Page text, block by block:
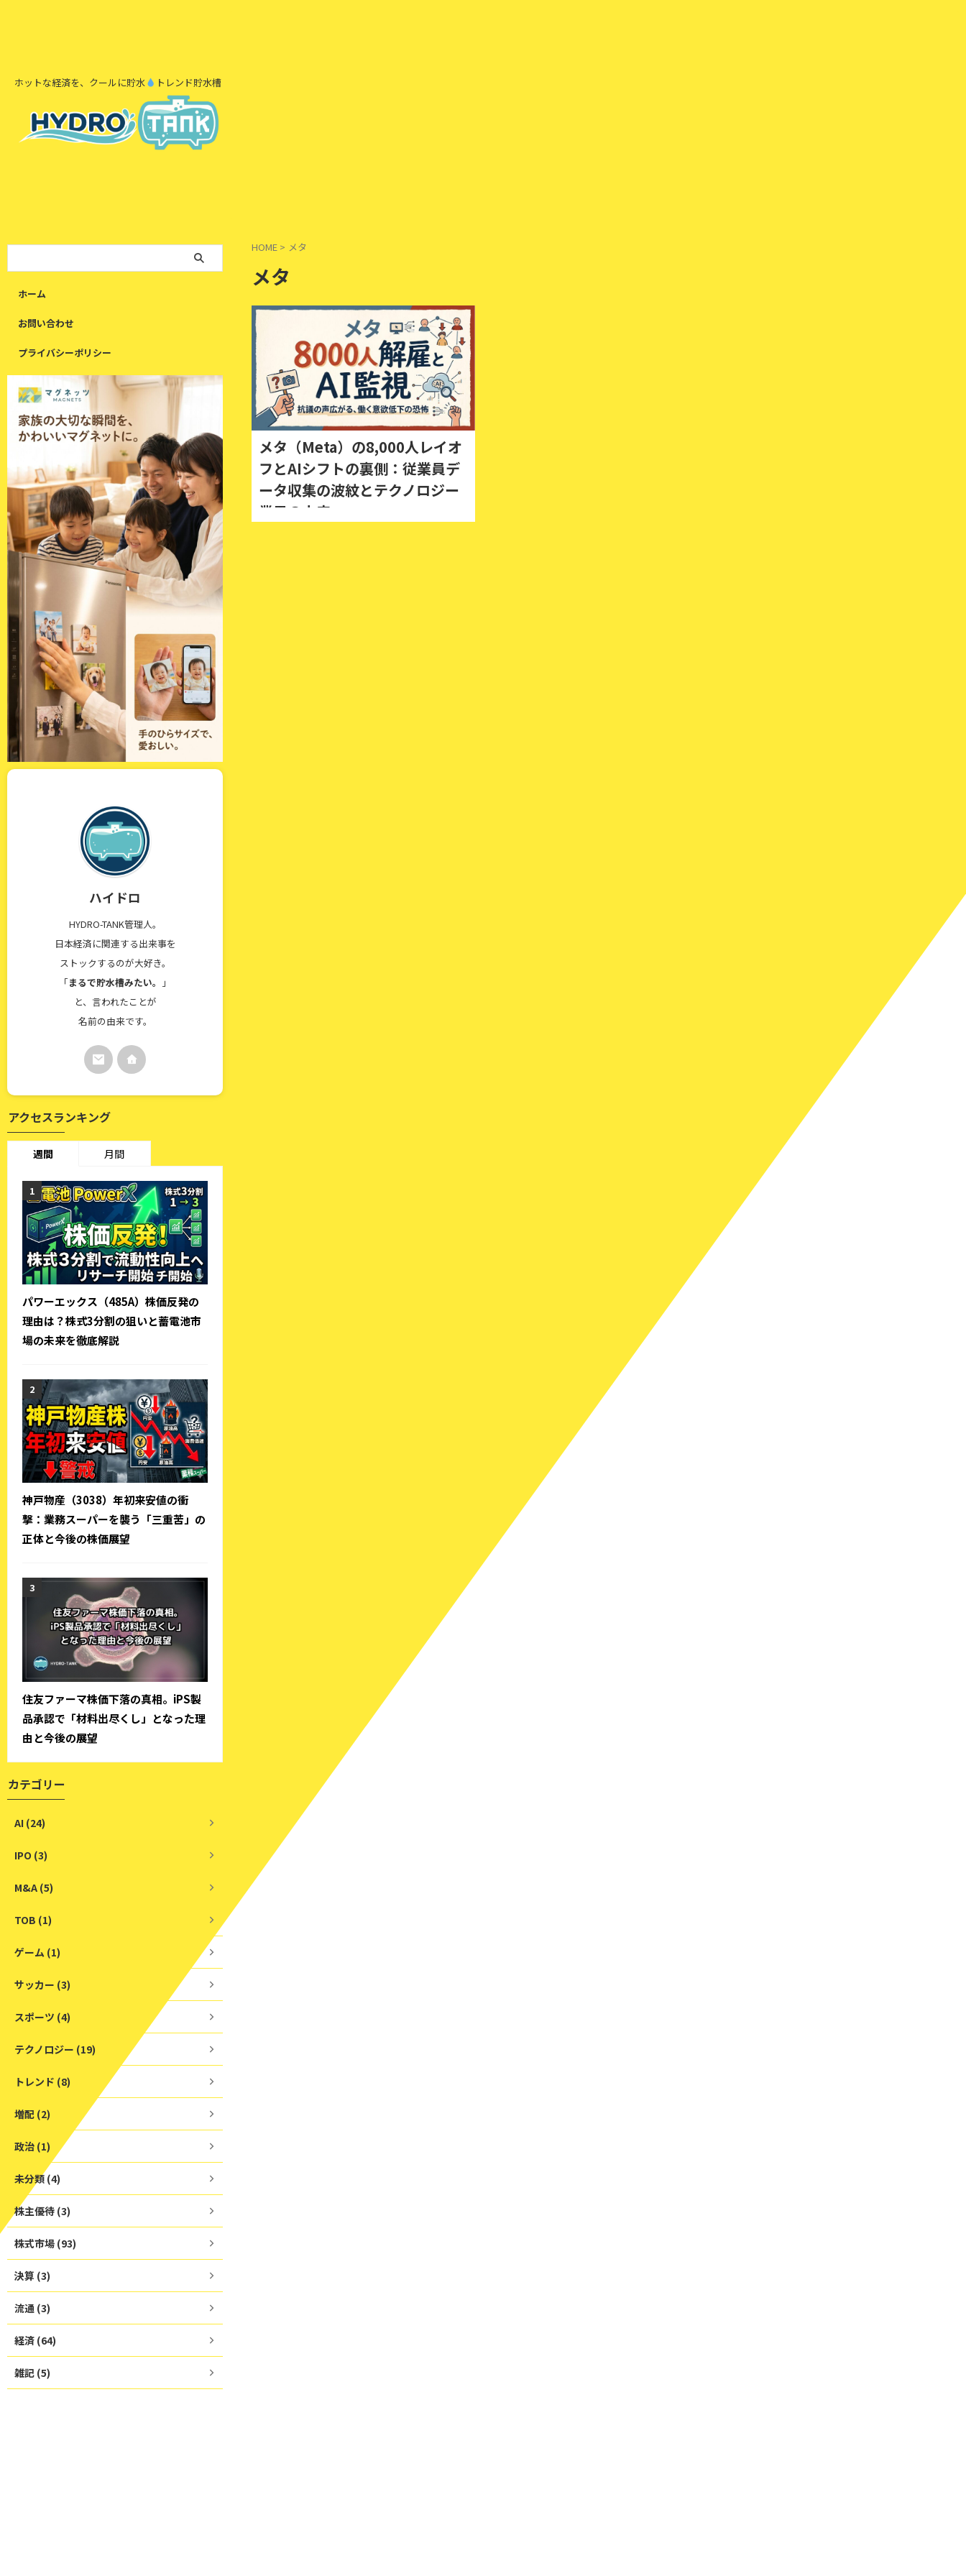
ホットな経済を、クールに貯水 トレンド貯水槽
HOME > メタ
メタ
メタ（Meta）の8,000人レイオ
フとAIシフトの裏側：従業員デ
ータ収集の波紋とテクノロジー
業界の未来
ホーム
お問い合わせ
プライバシーポリシー
ハイドロ
HYDRO-TANK管理人。
日本経済に関連する出来事を
ストックするのが大好き。
「まるで貯水槽みたい。
」
と、言われたことが
名前の由来です。
アクセスランキング
週間 月間
パワーエックス（485A）株価反発の
理由は？株式3分割の狙いと蓄電池市
場の未来を徹底解説
神戸物産（3038）年初来安値の衝
撃：業務スーパーを襲う「三重苦」の
正体と今後の株価展望
住友ファーマ株価下落の真相。iPS製
品承認で「材料出尽くし」となった理
由と今後の展望
カテゴリー
AI (24)
IPO (3)
M&A (5)
TOB (1)
ゲーム (1)
サッカー (3)
スポーツ (4)
テクノロジー (19)
トレンド (8)
増配 (2)
政治 (1)
未分類 (4)
株主優待 (3)
株式市場 (93)
決算 (3)
流通 (3)
経済 (64)
雑記 (5)